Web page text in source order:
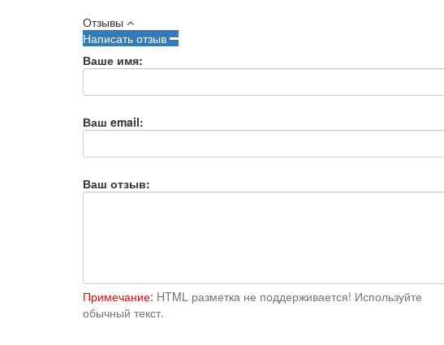
Отзывы
Написать отзыв
Ваше имя:
Ваш email:
Ваш отзыв:
Примечание: HTML разметка не поддерживается! Используйте
обычный текст.